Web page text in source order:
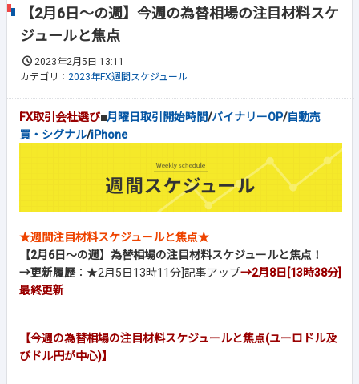
【2月6日～の週】今週の為替相場の注目材料スケ
ジュールと焦点
2023年2月5日 13:11
カテゴリ： 2023年FX週間スケジュール
FX取引会社選び■月曜日取引開始時間/バイナリーOP/自動売
買・シグナル/iPhone
★週間注目材料スケジュールと焦点★
【2月6日～の週】為替相場の注目材料スケジュールと焦点！
→更新履歴 ：★2月5日13時11分]記事アップ→2月8日[13時38分]
最終更新
【今週の為替相場の注目材料スケジュールと焦点(ユーロドル及
びドル円が中心)】